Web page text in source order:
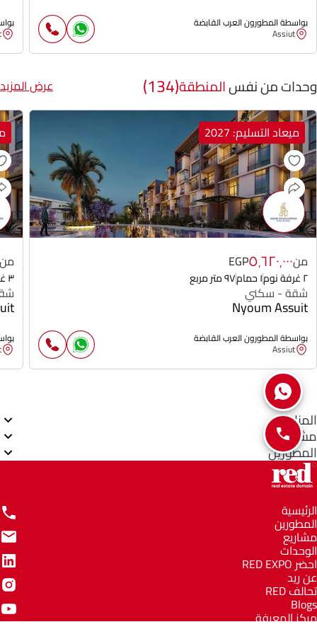
بواسطة المطورون العرب القابضة
Assiut
وحدات من نفسالمنطقة(134) عرض المزيد
ميعاد التسليم: 2027
من٥٬٦٢٠٬٠٠٠EGP
٢ غرفة نوم ١ حمام ٩٧ متر مربع
شقة - سكني
Nyoum Assuit
بواسطة المطورون العرب القابضة
Assiut
من
٣ غرفة نوم
المناطق
مشاريع
المطورين
الرئيسية
المطورين
مشاريع
الوحدات
احضر RED EXPO
عن ريد
تحالف RED
Blogs
مركز المعرفة